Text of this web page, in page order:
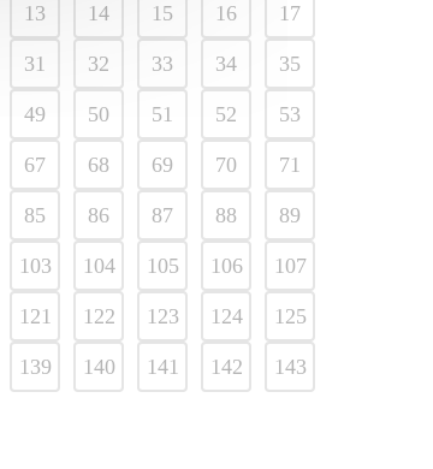
13 14 15 16 17
31 32 33 34 35
49 50 51 52 53
67 68 69 70 71
85 86 87 88 89
103 104 105 106 107
121 122 123 124 125
139 140 141 142 143